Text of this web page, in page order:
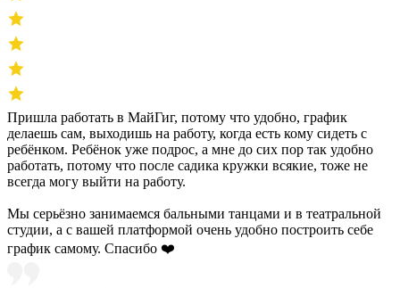
Пришла работать в МайГиг, потому что удобно, график
делаешь сам, выходишь на работу, когда есть кому сидеть с
ребёнком. Ребёнок уже подрос, а мне до сих пор так удобно
работать, потому что после садика кружки всякие, тоже не
всегда могу выйти на работу.
Мы серьёзно занимаемся бальными танцами и в театральной
студии, а с вашей платформой очень удобно построить себе
график самому. Спасибо ❤️